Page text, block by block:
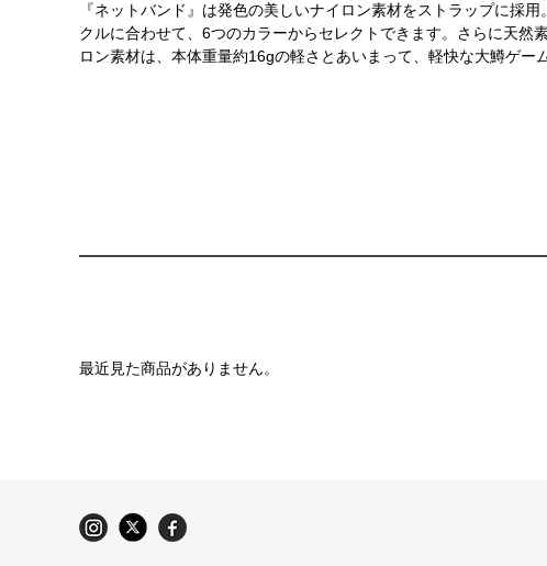
『ネットバンド』は発色の美しいナイロン素材をストラップに採
クルに合わせて、6つのカラーからセレクトできます。さらに天然
ロン素材は、本体重量約16gの軽さとあいまって、軽快な大鱒ゲー
最近見た商品がありません。